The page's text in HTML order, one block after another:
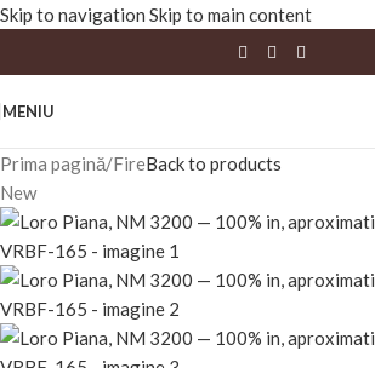
Skip to navigation Skip to main content
MENIU
Prima pagină/FireBack to products
New